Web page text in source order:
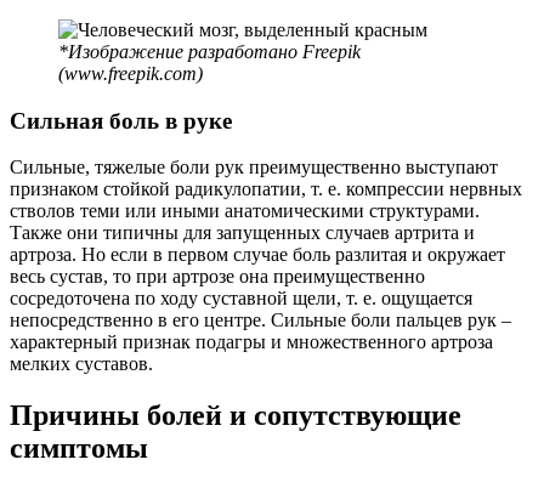
*Изображение разработано Freepik
(www.freepik.com)
Сильная боль в руке
Сильные, тяжелые боли рук преимущественно выступают
признаком стойкой радикулопатии, т. е. компрессии нервных
стволов теми или иными анатомическими структурами.
Также они типичны для запущенных случаев артрита и
артроза. Но если в первом случае боль разлитая и окружает
весь сустав, то при артрозе она преимущественно
сосредоточена по ходу суставной щели, т. е. ощущается
непосредственно в его центре. Сильные боли пальцев рук –
характерный признак подагры и множественного артроза
мелких суставов.
Причины болей и сопутствующие
симптомы